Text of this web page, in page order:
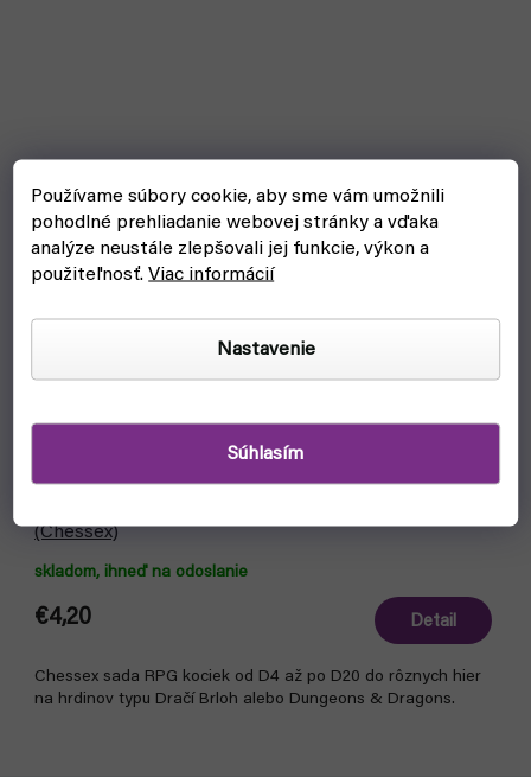
Používame súbory cookie, aby sme vám umožnili
pohodlné prehliadanie webovej stránky a vďaka
analýze neustále zlepšovali jej funkcie, výkon a
použiteľnosť.Viac informácií
Nastavenie
Súhlasím
(Chessex)
skladom, ihneď na odoslanie
€4,20 Detail
Chessex sada RPG kociek od D4 až po D20 do rôznych hier
na hrdinov typu Dračí Brloh alebo Dungeons & Dragons.